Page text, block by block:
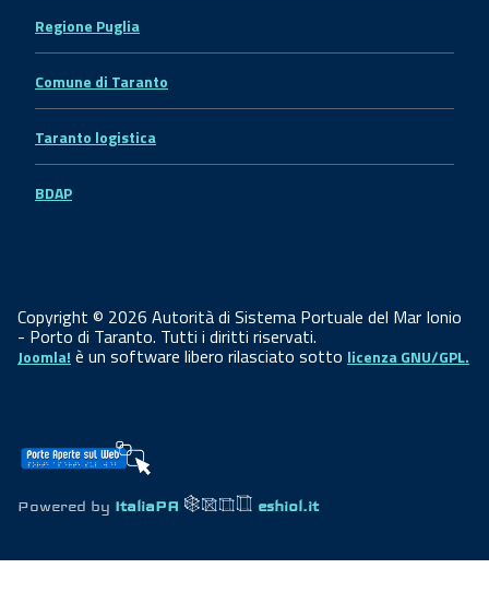
Regione Puglia
Comune di Taranto
Taranto logistica
BDAP
Copyright © 2026 Autorità di Sistema Portuale del Mar Ionio
- Porto di Taranto. Tutti i diritti riservati.
Joomla! è un software libero rilasciato sotto licenza GNU/GPL.
Powered by ItaliaPA eshiol.it